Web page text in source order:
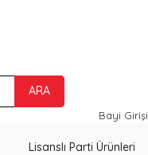
ARA
Bayi Girişi
Lisanslı Parti Ürünleri